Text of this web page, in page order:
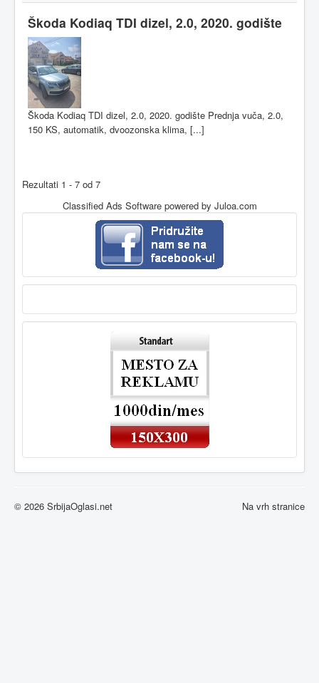
Škoda Kodiaq TDI dizel, 2.0, 2020. godište
Škoda Kodiaq TDI dizel, 2.0, 2020. godište Prednja vuča, 2.0,
150 KS, automatik, dvoozonska klima, [...]
Rezultati 1 - 7 od 7
Classified Ads Softwarepowered by Juloa.com
Na vrh stranice
© 2026 SrbijaOglasi.net